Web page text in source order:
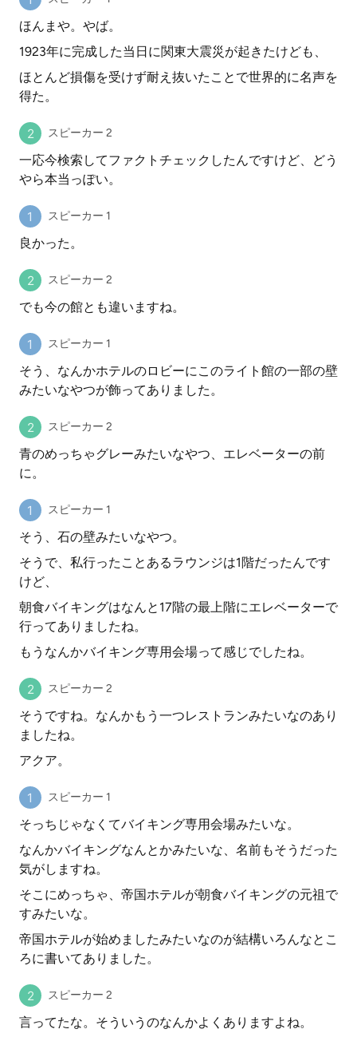
ほんまや。やば。
1923年に完成した当日に関東大震災が起きたけども、
ほとんど損傷を受けず耐え抜いたことで世界的に名声を
得た。
スピーカー 2
一応今検索してファクトチェックしたんですけど、どう
やら本当っぽい。
スピーカー 1
良かった。
スピーカー 2
でも今の館とも違いますね。
スピーカー 1
そう、なんかホテルのロビーにこのライト館の一部の壁
みたいなやつが飾ってありました。
スピーカー 2
青のめっちゃグレーみたいなやつ、エレベーターの前
に。
スピーカー 1
そう、石の壁みたいなやつ。
そうで、私行ったことあるラウンジは1階だったんです
けど、
朝食バイキングはなんと17階の最上階にエレベーターで
行ってありましたね。
もうなんかバイキング専用会場って感じでしたね。
スピーカー 2
そうですね。なんかもう一つレストランみたいなのあり
ましたね。
アクア。
スピーカー 1
そっちじゃなくてバイキング専用会場みたいな。
なんかバイキングなんとかみたいな、名前もそうだった
気がしますね。
そこにめっちゃ、帝国ホテルが朝食バイキングの元祖で
すみたいな。
帝国ホテルが始めましたみたいなのが結構いろんなとこ
ろに書いてありました。
スピーカー 2
言ってたな。そういうのなんかよくありますよね。